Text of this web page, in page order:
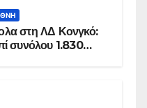
στη ΛΔ Κονγκό:
συνόλου 1.830